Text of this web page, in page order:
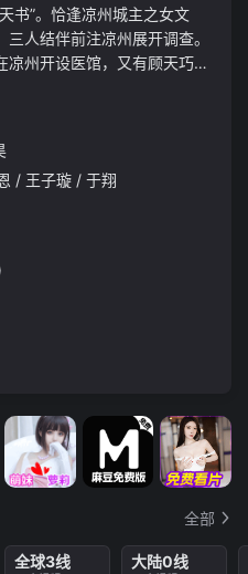
书”。恰逢凉州城主之女文
人结伴前注凉州展开调查。
州开设医馆，又有顾天巧舌
加错综。华符生并不知道，
/ 王子璇 / 于翔
全部
全球3线 大陆0线